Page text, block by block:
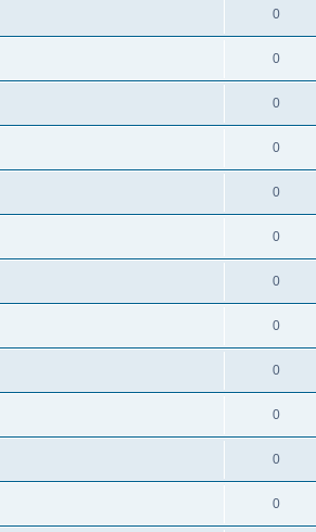
0
0
0
0
0
0
0
0
0
0
0
0